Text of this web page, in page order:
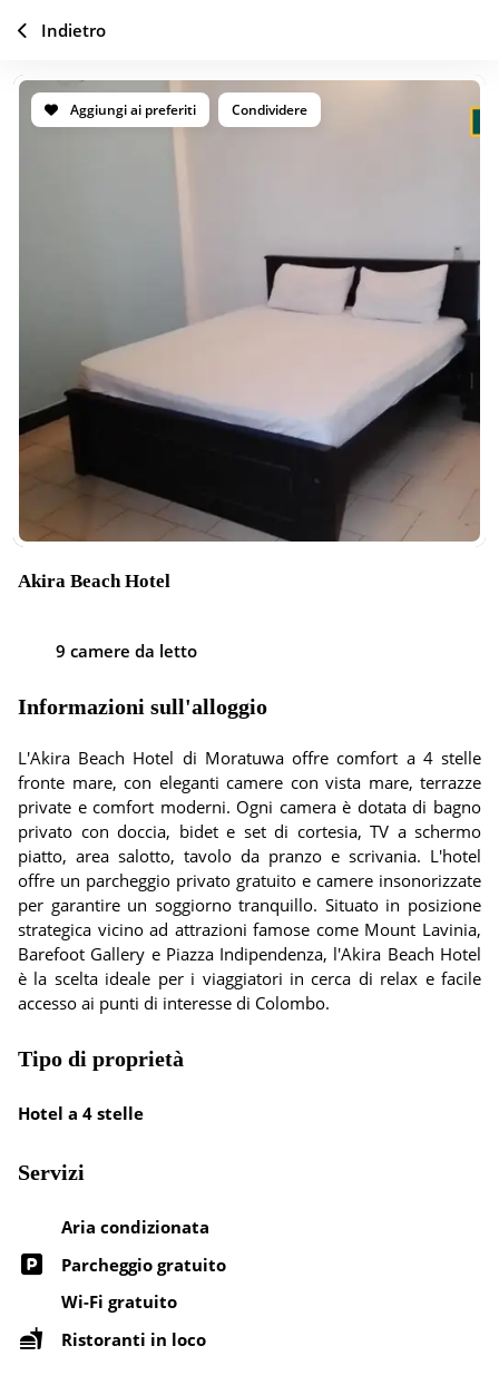
Aggiungi ai preferiti Condividere
Akira Beach Hotel
9 camere da letto
Informazioni sull'alloggio
L'Akira Beach Hotel di Moratuwa offre comfort a 4 stelle
fronte mare, con eleganti camere con vista mare, terrazze
private e comfort moderni. Ogni camera è dotata di bagno
privato con doccia, bidet e set di cortesia, TV a schermo
piatto, area salotto, tavolo da pranzo e scrivania. L'hotel
offre un parcheggio privato gratuito e camere insonorizzate
per garantire un soggiorno tranquillo. Situato in posizione
strategica vicino ad attrazioni famose come Mount Lavinia,
Barefoot Gallery e Piazza Indipendenza, l'Akira Beach Hotel
è la scelta ideale per i viaggiatori in cerca di relax e facile
accesso ai punti di interesse di Colombo.
Tipo di proprietà
Hotel a 4 stelle
Servizi
Aria condizionata
Parcheggio gratuito
Wi-Fi gratuito
Ristoranti in loco
Indietro